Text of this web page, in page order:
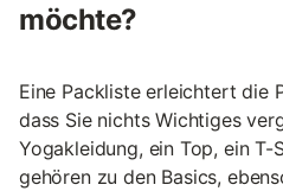
möchte?
Eine Packliste erleichtert die
dass Sie nichts Wichtiges
Yogakleidung, ein Top, ein
gehören zu den Basics,